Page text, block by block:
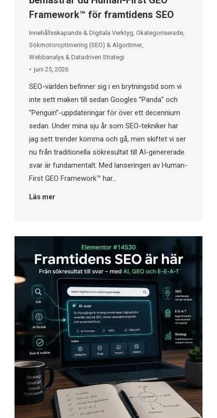
Framework™ för framtidens SEO
Innehållsskapande & Digitala Verktyg, Okategoriserade,
Sökmotoroptimering (SEO) & Algoritmer,
Webbanalys & Datadriven Strategi
juni 25, 2026
SEO-världen befinner sig i en brytningstid som vi
inte sett maken till sedan Googles ”Panda” och
”Penguin”-uppdateringar för över ett decennium
sedan. Under mina sju år som SEO-tekniker har
jag sett trender komma och gå, men skiftet vi ser
nu från traditionella sökresultat till AI-genererade
svar är fundamentalt. Med lanseringen av Human-
First GEO Framework™ har…
Läs mer